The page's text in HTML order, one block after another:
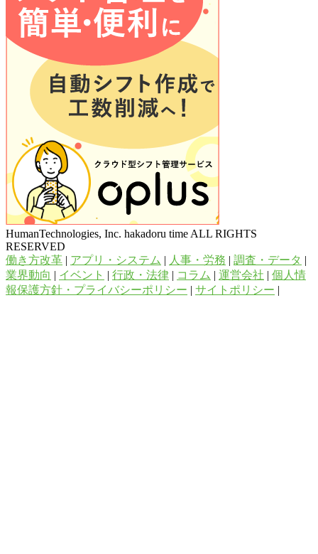
HumanTechnologies, Inc. hakadoru time ALL RIGHTS
RESERVED
働き方改革 | アプリ・システム | 人事・労務 | 調査・データ |
業界動向 | イベント | 行政・法律 | コラム | 運営会社 | 個人情
報保護方針・プライバシーポリシー | サイトポリシー |